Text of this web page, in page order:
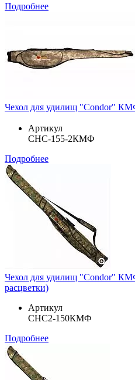
Подробнее
Чехол для удилищ "Condor"
Артикул
CHC-155-2КМФ
Подробнее
Чехол для удилищ "Condor"
расцветки)
Артикул
CHC2-150КМФ
Подробнее